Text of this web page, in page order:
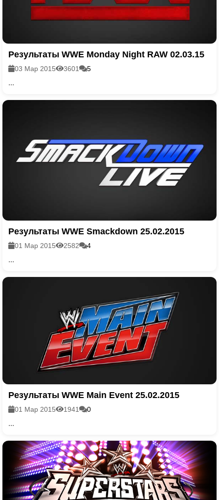
Результаты WWE Monday Night RAW 02.03.15
03 Мар 2015 3601 5
...
Результаты WWE Smackdown 25.02.2015
01 Мар 2015 2582 4
...
Результаты WWE Main Event 25.02.2015
01 Мар 2015 1941 0
...